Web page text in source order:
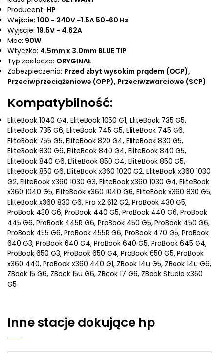
Producent: HP
Wejście: 100 - 240V ~1.5A 50-60 Hz
Wyjście: 19.5V - 4.62A
Moc: 90W
Wtyczka: 4.5mm x 3.0mm BLUE TIP
Typ zasilacza: ORYGINAŁ
Zabezpieczenia: Przed zbyt wysokim prądem (OCP),
Przeciwprzeciążeniowe (OPP), Przeciwzwarciowe (SCP)
Kompatybilność:
EliteBook 1040 G4, EliteBook 1050 G1, EliteBook 735 G5,
EliteBook 735 G6, EliteBook 745 G5, EliteBook 745 G6,
EliteBook 755 G5, EliteBook 820 G4, EliteBook 830 G5,
EliteBook 830 G6, EliteBook 840 G4, EliteBook 840 G5,
EliteBook 840 G6, EliteBook 850 G4, EliteBook 850 G5,
EliteBook 850 G6, EliteBook x360 1020 G2, EliteBook x360 1030
G2, EliteBook x360 1030 G3, EliteBook x360 1030 G4, EliteBook
x360 1040 G5, EliteBook x360 1040 G6, EliteBook x360 830 G5,
EliteBook x360 830 G6, Pro x2 612 G2, ProBook 430 G5,
ProBook 430 G6, ProBook 440 G5, ProBook 440 G6, ProBook
445 G6, ProBook 445R G6, ProBook 450 G5, ProBook 450 G6,
ProBook 455 G6, ProBook 455R G6, ProBook 470 G5, ProBook
640 G3, ProBook 640 G4, ProBook 640 G5, ProBook 645 G4,
ProBook 650 G3, ProBook 650 G4, ProBook 650 G5, ProBook
x360 440, ProBook x360 440 G1, ZBook 14u G5, ZBook 14u G6,
ZBook 15 G6, ZBook 15u G6, ZBook 17 G6, ZBook Studio x360
G5
Innestacje dokujące hp